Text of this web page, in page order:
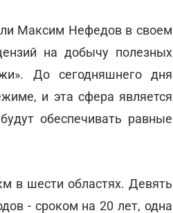
Максим Нефедов в своем
на добычу полезных
До сегодняшнего дня
и эта сфера является
обеспечивать равные
в шести областях. Девять
- сроком на 20 лет, одна